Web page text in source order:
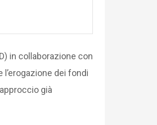
in collaborazione con
dei fondi
già